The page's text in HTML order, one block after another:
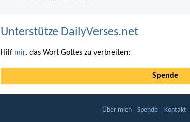
Unterstütze DailyVerses.net
Hilf mir, das Wort Gottes zu verbreiten:
Spende
Über mich Spende Kontakt